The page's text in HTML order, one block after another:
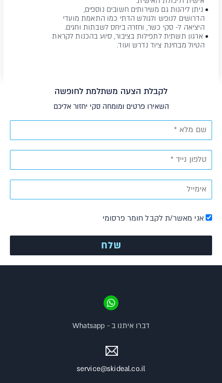
• ניתן ליהנות גם משירותים חשובים נוספים,
הדרושים לנופש ולגולש הדתי כמו התאמת מועדי
היציאה ל- סקי כשר, וחזרה ביחס לשבתות וחגים.
• ארגון תשתית לתפילות בציבור, סיוע בהכנות לקראת
הטיול מבחינת ציוד נדרש ועוד.
לקבלת הצעה משתלמת לחופשה
השאירו פרטים ומומחה סקי יחזור אליכם
אני מאשר/ת לקבל חומר פרסומי
service@skideal.co.il
דברו איתנו ב - Whatsapp